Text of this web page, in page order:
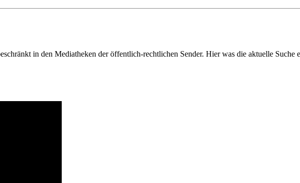
in den Mediatheken der öffentlich-rechtlichen Sender. Hier was die aktuelle Suche